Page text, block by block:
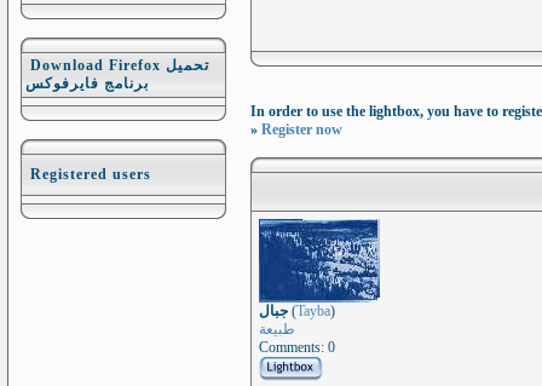
Download Firefox تحميل
برنامج فايرفوكس
Registered users
In order to use the lightbox, you have to
» Register now
جبال (Tayba)
طبيعة
Comments: 0